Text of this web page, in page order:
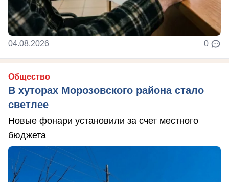
04.08.2026 0
Общество
В хуторах Морозовского района стало
светлее
Новые фонари установили за счет местного
бюджета